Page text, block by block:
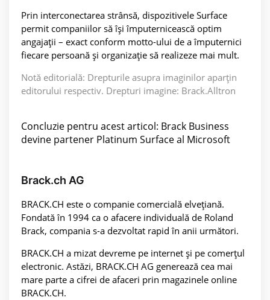
Prin interconectarea strânsă, dispozitivele Surface
permit companiilor să își împuternicească optim
angajații – exact conform motto-ului de a împuternici
fiecare persoană și organizație să realizeze mai mult.
Notă editorială: Drepturile asupra imaginilor aparțin
editorului respectiv. Drepturi imagine: Brack.Alltron
Concluzie pentru acest articol: Brack Business
devine partener Platinum Surface al Microsoft
Brack.ch AG
BRACK.CH este o companie comercială elvețiană.
Fondată în 1994 ca o afacere individuală de Roland
Brack, compania s-a dezvoltat rapid în anii următori.
BRACK.CH a mizat devreme pe internet și pe comerțul
electronic. Astăzi, BRACK.CH AG generează cea mai
mare parte a cifrei de afaceri prin magazinele online
BRACK.CH.